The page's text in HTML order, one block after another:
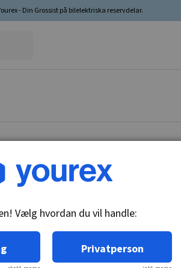
- Din Grossist på bilelektriska reservdelar.
nr.: CA-5933-320
Udløsningsarm,
Vælg hvordan du vil handle:
Privatperson